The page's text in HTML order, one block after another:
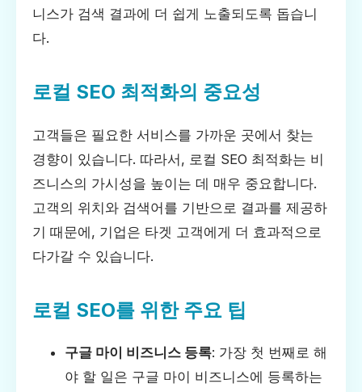
니스가 검색 결과에 더 쉽게 노출되도록 돕습니
다.
로컬 SEO 최적화의 중요성
고객들은 필요한 서비스를 가까운 곳에서 찾는
경향이 있습니다. 따라서, 로컬 SEO 최적화는 비
즈니스의 가시성을 높이는 데 매우 중요합니다.
고객의 위치와 검색어를 기반으로 결과를 제공하
기 때문에, 기업은 타겟 고객에게 더 효과적으로
다가갈 수 있습니다.
로컬 SEO를 위한 주요 팁
구글 마이 비즈니스 등록: 가장 첫 번째로 해
야 할 일은 구글 마이 비즈니스에 등록하는